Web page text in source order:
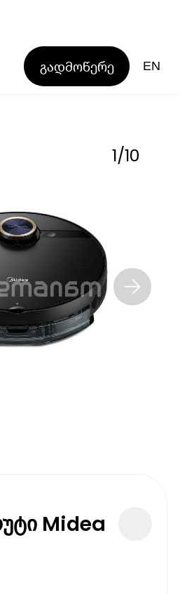
გადმოწერე EN
1/10
Midea